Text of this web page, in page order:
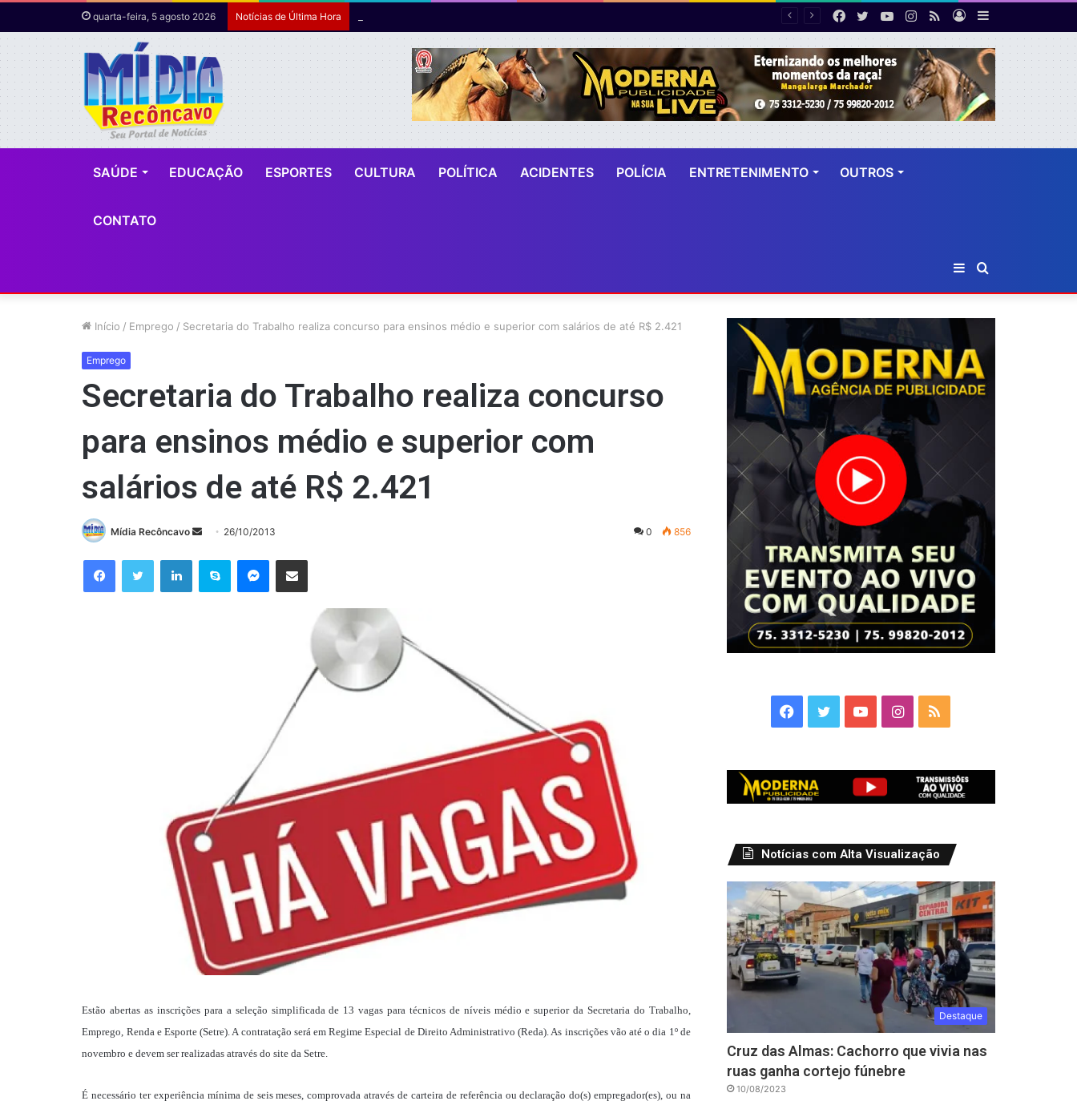
quarta-feira, 5 agosto 2026 Notícias de Última Hora
Barra
Lateral
Entrar
RSS
Instagram
YouTube
Twitter
Facebook
SAÚDE EDUCAÇÃO ESPORTES CULTURA POLÍTICA ACIDENTES POLÍCIA ENTRETENIMENTO OUTROS
CONTATO
por
Barra
Lateral
Início / Emprego / Secretaria do Trabalho realiza concurso para ensinos médio e superior com salários de até R$ 2.421
Emprego
Secretaria do Trabalho realiza concurso
para ensinos médio e superior com
salários de até R$ 2.421
Mídia Recôncavo
Mande
e-
26/10/2013 0 856
FacebookTwitter LinkedinSkype Messenger
Compartilhar via e-mail
Estão abertas as inscrições para a seleção simplificada de 13 vagas para técnicos de níveis médio e superior da Secretaria do Trabalho,
Emprego, Renda e Esporte (Setre). A contratação será em Regime Especial de Direito Administrativo (Reda). As inscrições vão até o dia 1º de
novembro e devem ser realizadas através do site da Setre.
É necessário ter experiência mínima de seis meses, comprovada através de carteira de referência ou declaração do(s) empregador(es), ou na
Facebook
TwitterYouTubeInstagram
RSS
Notícias com Alta Visualização
Destaque
Cruz das Almas: Cachorro que vivia nas
ruas ganha cortejo fúnebre
10/08/2023